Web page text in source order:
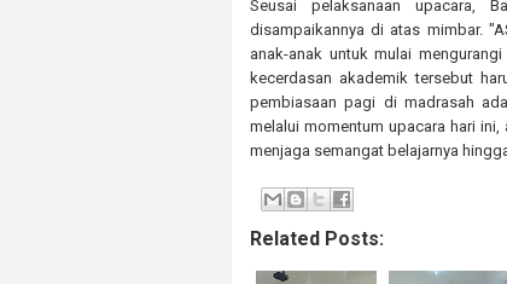
Seusai pelaksanaan upacara,
disampaikannya di atas mimbar.
anak-anak untuk mulai
kecerdasan akademik tersebut
pembiasaan pagi di madrasah
melalui momentum upacara hari
menjaga semangat belajarnya
Related Posts: